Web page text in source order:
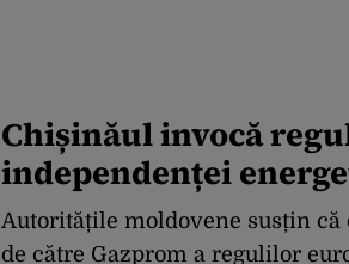
Chișinăul invocă
independenței
Autoritățile moldovene susțin
de către Gazprom a regulilor